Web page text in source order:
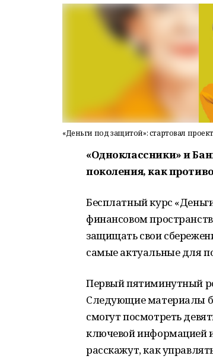
«Деньги под защитой»: стартовал
«Одноклассники» и
поколения, как
Бесплатный курс
финансовом
защищать свои
самые актуальные для
Первый пятиминутный
Следующие материалы
смогут посмотреть
ключевой информацией
расскажут, как